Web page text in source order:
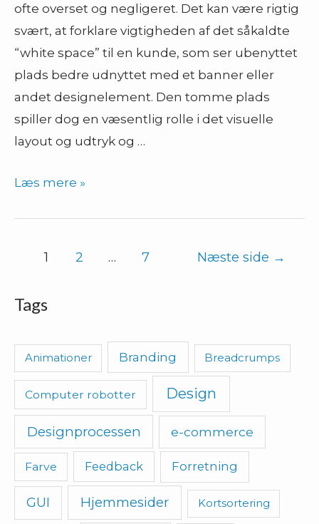
Tags
Animationer Branding Breadcrumps
Computer robotter Design
Designprocessen e-commerce
Farve Feedback Forretning
GUI Hjemmesider Kortsortering
ofte overset og negligeret. Det kan være rigtig
svært, at forklare vigtigheden af det såkaldte
“white space” til en kunde, som ser ubenyttet
plads bedre udnyttet med et banner eller
andet designelement. Den tomme plads
spiller dog en væsentlig rolle i det visuelle
layout og udtryk og …
UX
(white
mellem
designelementer
spildt
plads
Læs mere »
Navigation
indlæg
1 2 … 7 Næste side →